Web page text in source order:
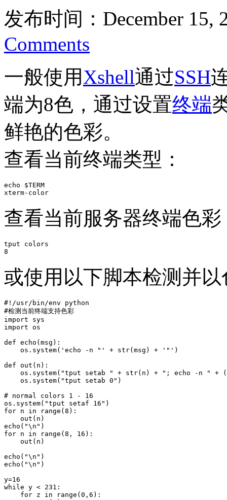
发布时间：December 15,
Comments
一般使用Xshell通过SSH
端为8色，通过设置终端
鲜艳的色彩。
查看当前终端类型：
echo $TERM
xterm-color
查看当前服务器终端色彩
tput colors
8
或使用以下脚本检测并
#!/usr/bin/env python
#检测当前终端支持色彩
import sys
import os
def echo(msg):
    os.system('echo -n "' + str(msg) + '"')
def out(n):
os.system("tput setab " + str(n) + "; echo -n " +
    os.system("tput setab 0")
# normal colors 1 - 16
os.system("tput setaf 16")
for n in range(8):
    out(n)
echo("\n")
for n in range(8, 16):
    out(n)
echo("\n")
echo("\n")
y=16
while y < 231:
    for z in range(0,6):